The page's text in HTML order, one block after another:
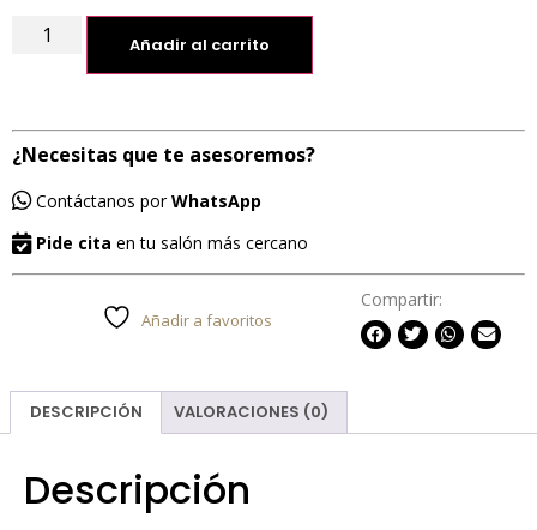
Añadir al carrito
¿Necesitas que te asesoremos?
Contáctanos porWhatsApp
Pide cita en tu salón más cercano
Añadir a favoritos
Compartir:
DESCRIPCIÓN VALORACIONES (0)
Descripción